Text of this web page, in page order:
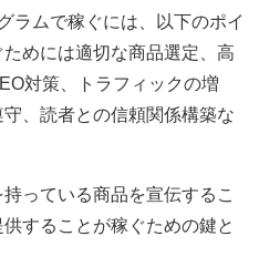
ラムで稼ぐには、以下のポイ
めには適切な商品選定、高
対策、トラフィックの増
、読者との信頼関係構築な
っている商品を宣伝するこ
することが稼ぐための鍵と